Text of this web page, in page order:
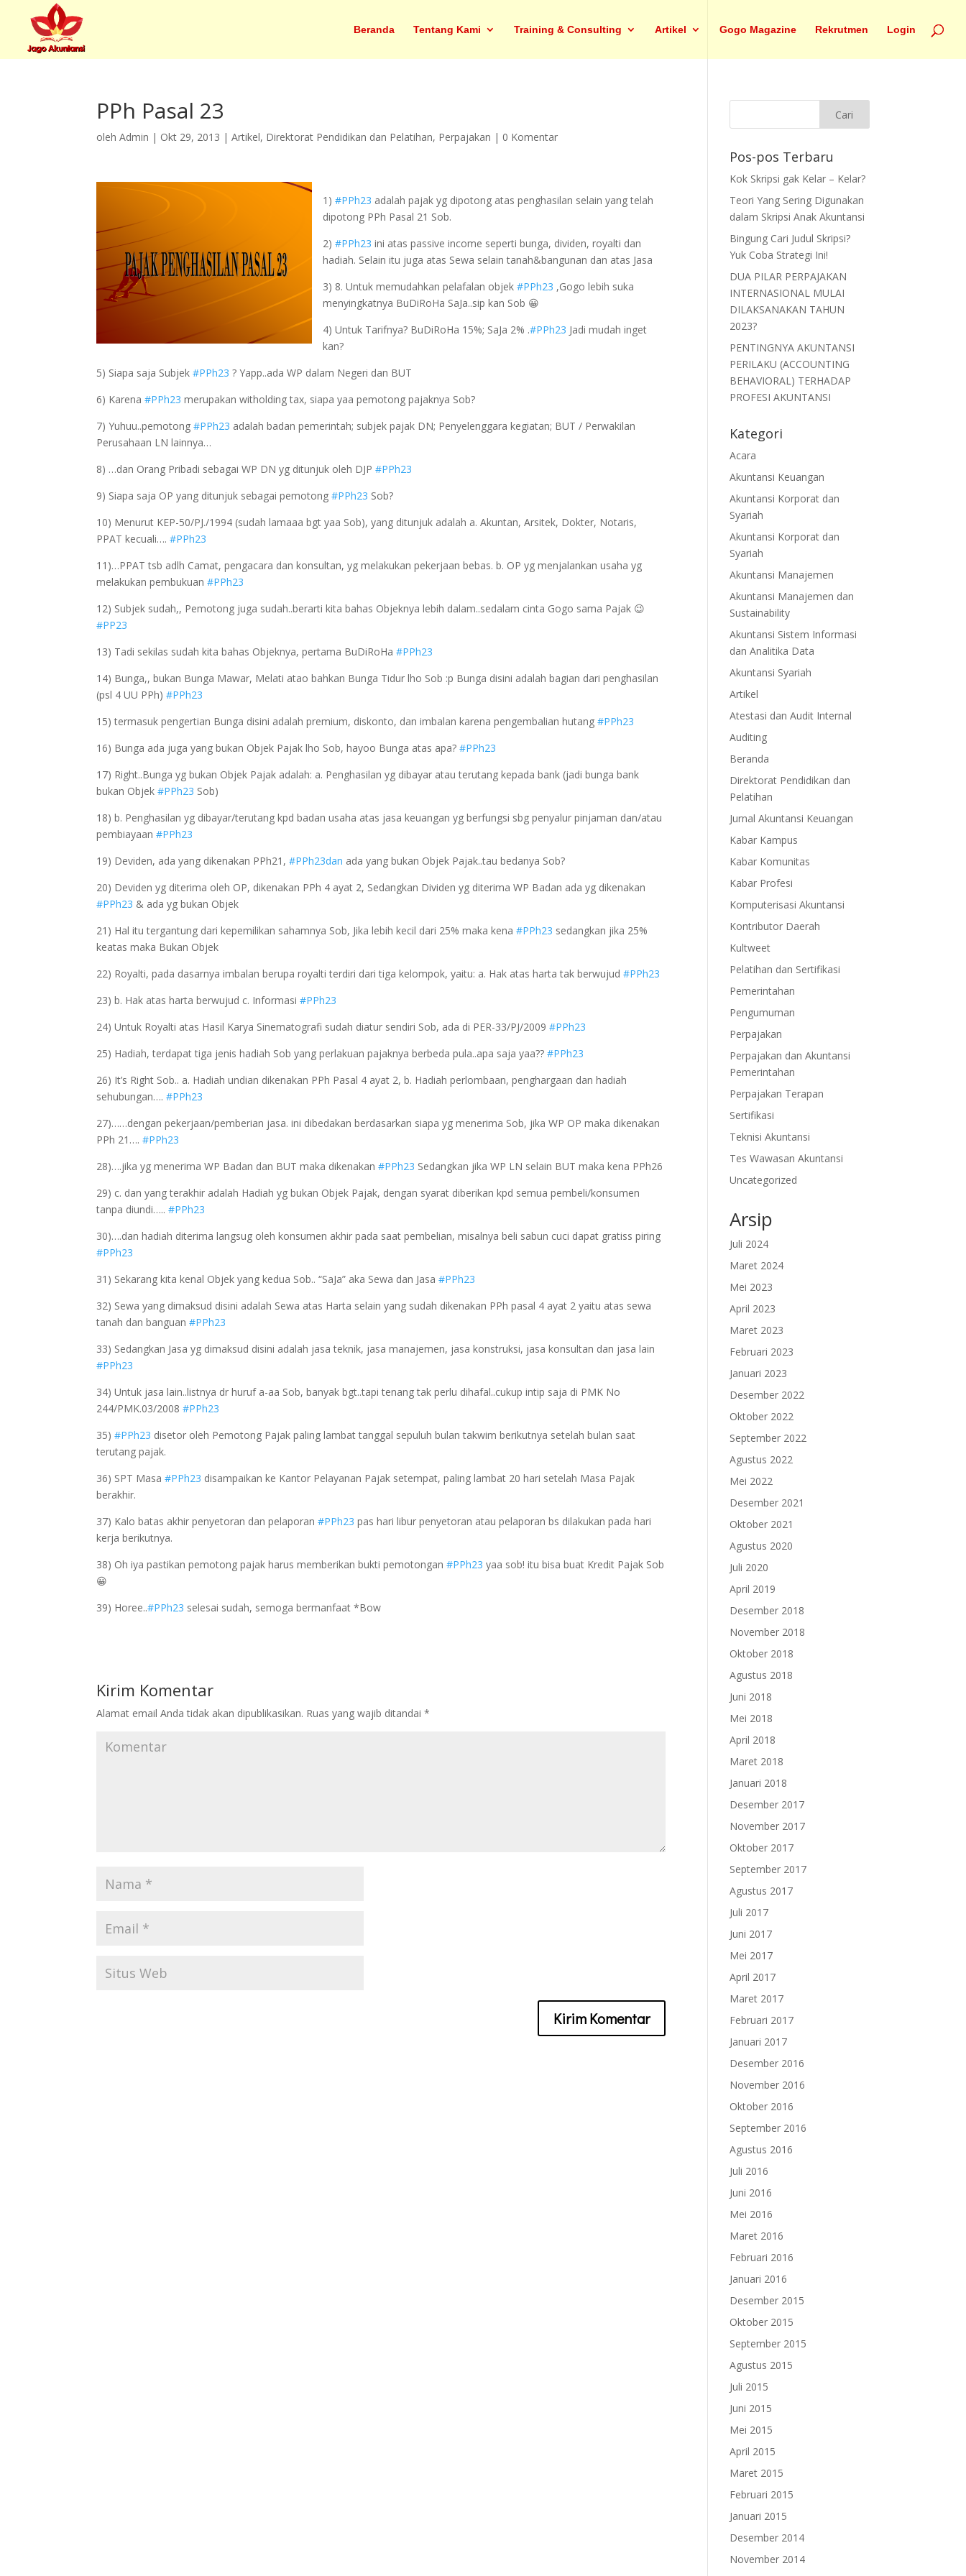
Beranda Tentang Kami Training & Consulting Artikel Gogo Magazine Rekrutmen Login
PPh Pasal 23
olehAdmin | Okt 29, 2013 |Artikel, Direktorat Pendidikan dan Pelatihan, Perpajakan | 0 Komentar
1)#PPh23 adalah pajak yg dipotong atas penghasilan selain yang telah
dipotong PPh Pasal 21 Sob.
2)#PPh23 ini atas passive income seperti bunga, dividen, royalti dan
hadiah. Selain itu juga atas Sewa selain tanah&bangunan dan atas Jasa
3) 8. Untuk memudahkan pelafalan objek#PPh23 ,Gogo lebih suka
menyingkatnya BuDiRoHa SaJa..sip kan Sob 😀
4) Untuk Tarifnya? BuDiRoHa 15%; SaJa 2% .#PPh23 Jadi mudah inget
kan?
5) Siapa saja Subjek#PPh23 ? Yapp..ada WP dalam Negeri dan BUT
6) Karena#PPh23 merupakan witholding tax, siapa yaa pemotong pajaknya Sob?
7) Yuhuu..pemotong#PPh23 adalah badan pemerintah; subjek pajak DN; Penyelenggara kegiatan; BUT / Perwakilan
Perusahaan LN lainnya…
8) …dan Orang Pribadi sebagai WP DN yg ditunjuk oleh DJP#PPh23
9) Siapa saja OP yang ditunjuk sebagai pemotong#PPh23 Sob?
10) Menurut KEP-50/PJ./1994 (sudah lamaaa bgt yaa Sob), yang ditunjuk adalah a. Akuntan, Arsitek, Dokter, Notaris,
PPAT kecuali….#PPh23
11)…PPAT tsb adlh Camat, pengacara dan konsultan, yg melakukan pekerjaan bebas. b. OP yg menjalankan usaha yg
melakukan pembukuan#PPh23
12) Subjek sudah,, Pemotong juga sudah..berarti kita bahas Objeknya lebih dalam..sedalam cinta Gogo sama Pajak 😉
#PP23
13) Tadi sekilas sudah kita bahas Objeknya, pertama BuDiRoHa#PPh23
14) Bunga,, bukan Bunga Mawar, Melati atao bahkan Bunga Tidur lho Sob :p Bunga disini adalah bagian dari penghasilan
(psl 4 UU PPh)#PPh23
15) termasuk pengertian Bunga disini adalah premium, diskonto, dan imbalan karena pengembalian hutang#PPh23
16) Bunga ada juga yang bukan Objek Pajak lho Sob, hayoo Bunga atas apa?#PPh23
17) Right..Bunga yg bukan Objek Pajak adalah: a. Penghasilan yg dibayar atau terutang kepada bank (jadi bunga bank
bukan Objek#PPh23 Sob)
18) b. Penghasilan yg dibayar/terutang kpd badan usaha atas jasa keuangan yg berfungsi sbg penyalur pinjaman dan/atau
pembiayaan#PPh23
19) Deviden, ada yang dikenakan PPh21,#PPh23dan ada yang bukan Objek Pajak..tau bedanya Sob?
20) Deviden yg diterima oleh OP, dikenakan PPh 4 ayat 2, Sedangkan Dividen yg diterima WP Badan ada yg dikenakan
#PPh23 & ada yg bukan Objek
21) Hal itu tergantung dari kepemilikan sahamnya Sob, Jika lebih kecil dari 25% maka kena#PPh23 sedangkan jika 25%
keatas maka Bukan Objek
22) Royalti, pada dasarnya imbalan berupa royalti terdiri dari tiga kelompok, yaitu: a. Hak atas harta tak berwujud#PPh23
23) b. Hak atas harta berwujud c. Informasi#PPh23
24) Untuk Royalti atas Hasil Karya Sinematografi sudah diatur sendiri Sob, ada di PER-33/PJ/2009#PPh23
25) Hadiah, terdapat tiga jenis hadiah Sob yang perlakuan pajaknya berbeda pula..apa saja yaa??#PPh23
26) It’s Right Sob.. a. Hadiah undian dikenakan PPh Pasal 4 ayat 2, b. Hadiah perlombaan, penghargaan dan hadiah
sehubungan….#PPh23
27)……dengan pekerjaan/pemberian jasa. ini dibedakan berdasarkan siapa yg menerima Sob, jika WP OP maka dikenakan
PPh 21….#PPh23
28)….jika yg menerima WP Badan dan BUT maka dikenakan#PPh23 Sedangkan jika WP LN selain BUT maka kena PPh26
29) c. dan yang terakhir adalah Hadiah yg bukan Objek Pajak, dengan syarat diberikan kpd semua pembeli/konsumen
tanpa diundi…..#PPh23
30)….dan hadiah diterima langsug oleh konsumen akhir pada saat pembelian, misalnya beli sabun cuci dapat gratiss piring
#PPh23
31) Sekarang kita kenal Objek yang kedua Sob.. “SaJa” aka Sewa dan Jasa#PPh23
32) Sewa yang dimaksud disini adalah Sewa atas Harta selain yang sudah dikenakan PPh pasal 4 ayat 2 yaitu atas sewa
tanah dan banguan#PPh23
33) Sedangkan Jasa yg dimaksud disini adalah jasa teknik, jasa manajemen, jasa konstruksi, jasa konsultan dan jasa lain
#PPh23
34) Untuk jasa lain..listnya dr huruf a-aa Sob, banyak bgt..tapi tenang tak perlu dihafal..cukup intip saja di PMK No
244/PMK.03/2008#PPh23
35)#PPh23 disetor oleh Pemotong Pajak paling lambat tanggal sepuluh bulan takwim berikutnya setelah bulan saat
terutang pajak.
36) SPT Masa#PPh23 disampaikan ke Kantor Pelayanan Pajak setempat, paling lambat 20 hari setelah Masa Pajak
berakhir.
37) Kalo batas akhir penyetoran dan pelaporan#PPh23 pas hari libur penyetoran atau pelaporan bs dilakukan pada hari
kerja berikutnya.
38) Oh iya pastikan pemotong pajak harus memberikan bukti pemotongan#PPh23 yaa sob! itu bisa buat Kredit Pajak Sob
😀
39) Horee..#PPh23 selesai sudah, semoga bermanfaat *Bow
Kirim Komentar
Alamat email Anda tidak akan dipublikasikan. Ruas yang wajib ditandai*
Pos-pos Terbaru
Kok Skripsi gak Kelar – Kelar?
Teori Yang Sering Digunakan
dalam Skripsi Anak Akuntansi
Bingung Cari Judul Skripsi?
Yuk Coba Strategi Ini!
DUA PILAR PERPAJAKAN
INTERNASIONAL MULAI
DILAKSANAKAN TAHUN
2023?
PENTINGNYA AKUNTANSI
PERILAKU (ACCOUNTING
BEHAVIORAL) TERHADAP
PROFESI AKUNTANSI
Kategori
Acara
Akuntansi Keuangan
Akuntansi Korporat dan
Syariah
Akuntansi Korporat dan
Syariah
Akuntansi Manajemen
Akuntansi Manajemen dan
Sustainability
Akuntansi Sistem Informasi
dan Analitika Data
Akuntansi Syariah
Artikel
Atestasi dan Audit Internal
Auditing
Beranda
Direktorat Pendidikan dan
Pelatihan
Jurnal Akuntansi Keuangan
Kabar Kampus
Kabar Komunitas
Kabar Profesi
Komputerisasi Akuntansi
Kontributor Daerah
Kultweet
Pelatihan dan Sertifikasi
Pemerintahan
Pengumuman
Perpajakan
Perpajakan dan Akuntansi
Pemerintahan
Perpajakan Terapan
Sertifikasi
Teknisi Akuntansi
Tes Wawasan Akuntansi
Uncategorized
Arsip
Juli 2024
Maret 2024
Mei 2023
April 2023
Maret 2023
Februari 2023
Januari 2023
Desember 2022
Oktober 2022
September 2022
Agustus 2022
Mei 2022
Desember 2021
Oktober 2021
Agustus 2020
Juli 2020
April 2019
Desember 2018
November 2018
Oktober 2018
Agustus 2018
Juni 2018
Mei 2018
April 2018
Maret 2018
Januari 2018
Desember 2017
November 2017
Oktober 2017
September 2017
Agustus 2017
Juli 2017
Juni 2017
Mei 2017
April 2017
Maret 2017
Februari 2017
Januari 2017
Desember 2016
November 2016
Oktober 2016
September 2016
Agustus 2016
Juli 2016
Juni 2016
Mei 2016
Maret 2016
Februari 2016
Januari 2016
Desember 2015
Oktober 2015
September 2015
Agustus 2015
Juli 2015
Juni 2015
Mei 2015
April 2015
Maret 2015
Februari 2015
Januari 2015
Desember 2014
November 2014